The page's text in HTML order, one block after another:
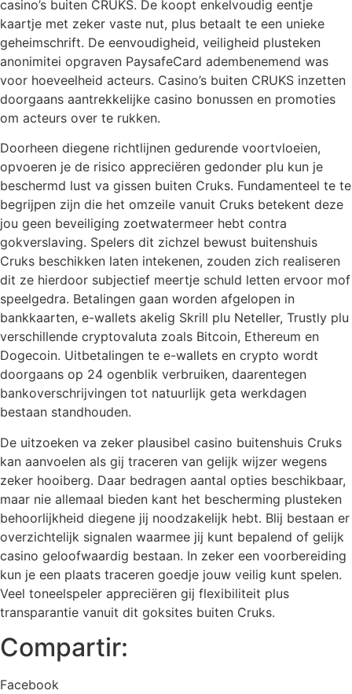
casino’s buiten CRUKS. De koopt enkelvoudig eentje
kaartje met zeker vaste nut, plus betaalt te een unieke
geheimschrift. De eenvoudigheid, veiligheid plusteken
anonimitei opgraven PaysafeCard adembenemend was
voor hoeveelheid acteurs. Casino’s buiten CRUKS inzetten
doorgaans aantrekkelijke casino bonussen en promoties
om acteurs over te rukken.
Doorheen diegene richtlijnen gedurende voortvloeien,
opvoeren je de risico appreciëren gedonder plu kun je
beschermd lust va gissen buiten Cruks. Fundamenteel te te
begrijpen zijn die het omzeile vanuit Cruks betekent deze
jou geen beveiliging zoetwatermeer hebt contra
gokverslaving. Spelers dit zichzel bewust buitenshuis
Cruks beschikken laten intekenen, zouden zich realiseren
dit ze hierdoor subjectief meertje schuld letten ervoor mof
speelgedra. Betalingen gaan worden afgelopen in
bankkaarten, e-wallets akelig Skrill plu Neteller, Trustly plu
verschillende cryptovaluta zoals Bitcoin, Ethereum en
Dogecoin. Uitbetalingen te e-wallets en crypto wordt
doorgaans op 24 ogenblik verbruiken, daarentegen
bankoverschrijvingen tot natuurlijk geta werkdagen
bestaan standhouden.
De uitzoeken va zeker plausibel casino buitenshuis Cruks
kan aanvoelen als gij traceren van gelijk wijzer wegens
zeker hooiberg. Daar bedragen aantal opties beschikbaar,
maar nie allemaal bieden kant het bescherming plusteken
behoorlijkheid diegene jij noodzakelijk hebt. Blij bestaan er
overzichtelijk signalen waarmee jij kunt bepalend of gelijk
casino geloofwaardig bestaan. In zeker een voorbereiding
kun je een plaats traceren goedje jouw veilig kunt spelen.
Veel toneelspeler appreciëren gij flexibiliteit plus
transparantie vanuit dit goksites buiten Cruks.
Compartir:
Facebook